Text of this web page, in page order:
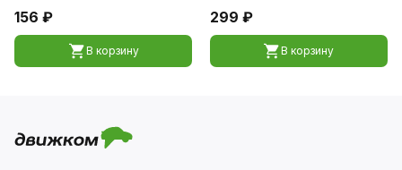
156 ₽
В корзину
299 ₽
В корзину